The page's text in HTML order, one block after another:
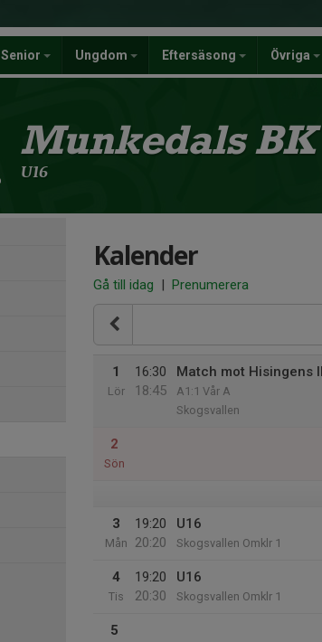
Senior Ungdom Eftersäsong Övriga
Munkedals BK
U16
Kalender
Gå till idag | Prenumerera
1
Lör
16:30
18:45
Match mot Hisingens
A1:1 Vår A
Skogsvallen
2
Sön
3
Mån
19:20
20:20
U16
Skogsvallen Omklr 1
4
Tis
19:20
20:30
U16
Skogsvallen Omklr 1
5